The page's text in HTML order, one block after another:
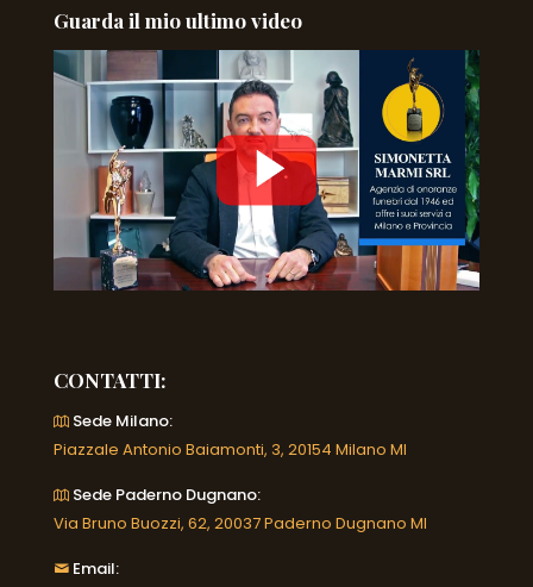
Guarda il mio ultimo video
CONTATTI:
Sede Milano:
Piazzale Antonio Baiamonti, 3, 20154 Milano MI
Sede Paderno Dugnano:
Via Bruno Buozzi, 62, 20037 Paderno Dugnano MI
Email: